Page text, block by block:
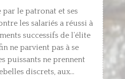
par le patronat et ses
les salariés a réussi à
successifs de l’élite
ne parvient pas à se
puissants ne prennent
discrets, aux...